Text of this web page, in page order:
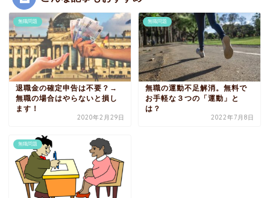
無職問題
退職金の確定申告は不要？→
無職の場合はやらないと損し
ます！
2020年2月29日
無職問題
無職の運動不足解消。無料で
お手軽な３つの「運動」と
は？
2022年7月8日
無職問題